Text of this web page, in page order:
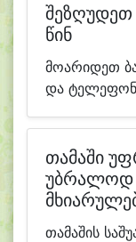
წინ
მოარიდეთ
და
თამაში
უბრალოდ
თამაშის